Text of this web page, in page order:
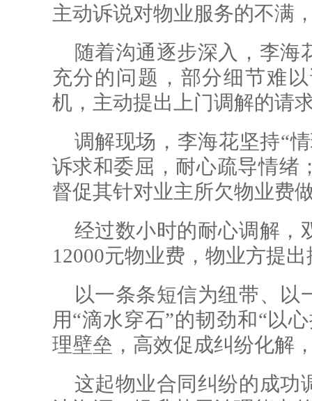
主动诉说对物业服务的不满
随着沟通逐步深入，李海
充分的问题，部分细节难
机，主动提出上门调解的请
调解现场，李海花坚持“
诉求和委屈，耐心疏导情绪
督促其针对业主所欠物业费
经过数小时的耐心调解，
12000元物业费，物业方提
以一条条短信为纽带、以
用“滴水穿石”的韧劲和“以
理壁垒，高效促成纠纷化解
这起物业合同纠纷的成功